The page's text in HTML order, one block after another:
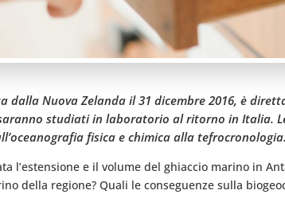
dalla Nuova Zelanda il 31 dicembre 2016, è
studiati in laboratorio al ritorno in Italia.
fisica e chimica alla
l’estensione e il volume del ghiaccio marino in
della regione? Quali le conseguenze sulla